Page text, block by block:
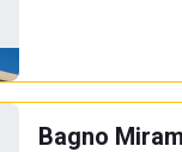
Bagno